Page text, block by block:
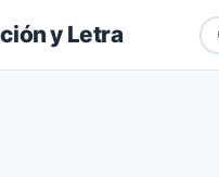
y Letra